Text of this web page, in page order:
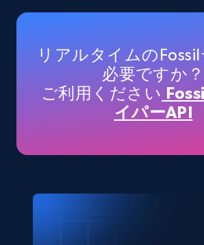
TikTok Shop
URL, Title, Available, Description,
5.4K+
リアルタイムの
必要ですか？
ご利用ください
イパーAPI